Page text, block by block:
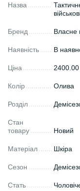
Назва
Бренд Власне
Наявність В
Ціна 2400.00
Колір Олива
Розділ
Стан
товару
Новий
Матеріал Шкіра
Сезон
Стать